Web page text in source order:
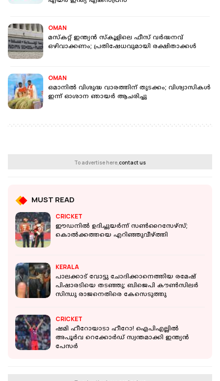
OMAN
മസ്കറ്റ് ഇന്ത്യൻ സ്കൂളിലെ ഫീസ് വർദ്ധനവ്
ഒഴിവാക്കണം; പ്രതിഷേധവുമായി രക്ഷിതാക്കൾ
OMAN
ഒമാനിൽ വിശുദ്ധ വാരത്തിന് തുടക്കം; വിശ്വാസികൾ
ഇന്ന് ഓശാന ഞായർ ആചരിച്ചു
To advertise here,contact us
MUST READ
CRICKET
ഈഡനില്‍ ഉദിച്ചുയർന്ന് സൺറൈസേഴ്‌സ്;
കൊല്‍ക്കത്തയെ എറിഞ്ഞുവീഴ്ത്തി
KERALA
പാലക്കാട് വോട്ടു ചോദിക്കാനെത്തിയ രമേഷ്
പിഷാരടിയെ തടഞ്ഞു; ബിജെപി കൗണ്‍സിലര്‍
സിന്ധു രാജനെതിരെ കേസെടുത്തു
CRICKET
ഷമി ഹീറോയാടാ ഹീറോ! ഐപിഎല്ലിൽ
അപൂർവ റെക്കോർഡ് സ്വന്തമാക്കി ഇന്ത്യന്‍
പേസര്‍